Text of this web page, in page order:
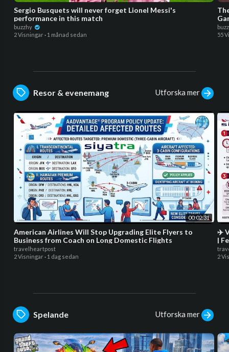
Sergio Busquets will never forget Lionel Messi's
performance in this match
buzzhy
2 Visningar· 1 månad sedan
55
Resor & evenemang Utforska mer
00:02:31
American Airlines Will Stop Upgrading Elite Flyers to
Business from Coach on Long Domestic Flights
travelheartpost
2 Visningar· 1 dag sedan
✈️
|
2
Spelande Utforska mer